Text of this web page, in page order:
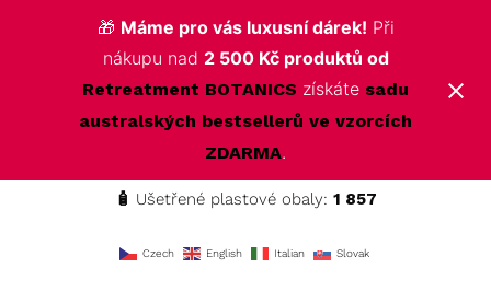
🎁 Máme pro vás luxusní dárek! Při
nákupu nad 2 500 Kč produktů od
Retreatment BOTANICS získáte sadu
australských bestsellerů ve vzorcích
ZDARMA.
🧴 Ušetřené plastové obaly: 1 857
Czech English Italian Slovak